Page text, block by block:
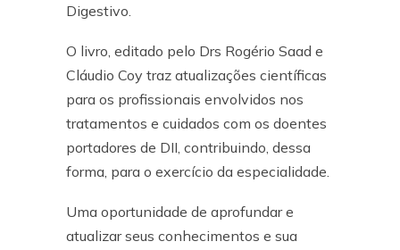
Digestivo.
O livro, editado pelo Drs Rogério Saad e
Cláudio Coy traz atualizações científicas
para os profissionais envolvidos nos
tratamentos e cuidados com os doentes
portadores de DII, contribuindo, dessa
forma, para o exercício da especialidade.
Uma oportunidade de aprofundar e
atualizar seus conhecimentos e sua